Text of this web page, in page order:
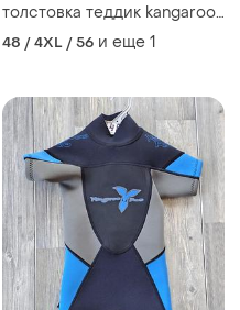
толстовка теддик kangaroo
poo
48 / 4XL / 56 и еще 1